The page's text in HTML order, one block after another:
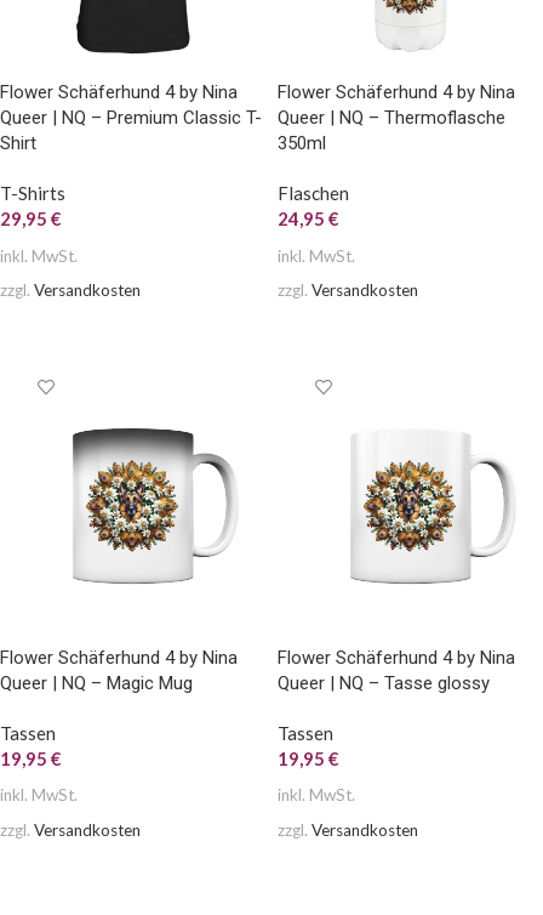
Flower Schäferhund 4 by Nina
Queer | NQ – Premium Classic T-
Shirt
T-Shirts
29,95 €
inkl. MwSt.
zzgl. Versandkosten
Flower Schäferhund 4 by Nina
Queer | NQ – Thermoflasche
350ml
Flaschen
24,95 €
inkl. MwSt.
zzgl. Versandkosten
Flower Schäferhund 4 by Nina
Queer | NQ – Magic Mug
Tassen
19,95 €
inkl. MwSt.
zzgl. Versandkosten
Flower Schäferhund 4 by Nina
Queer | NQ – Tasse glossy
Tassen
19,95 €
inkl. MwSt.
zzgl. Versandkosten